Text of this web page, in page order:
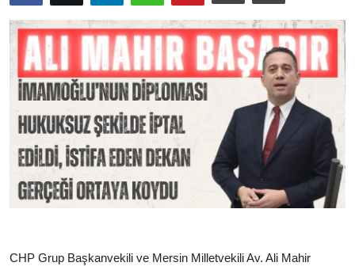
Özel Haber
Teknoloji
Spor
TBMM Haberleri
Belediye
Sağlık
Asayiş
CHP Grup Başkanvekili ve Mersin Milletvekili Av. Ali Mahir